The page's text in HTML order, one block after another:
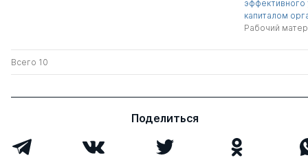
капиталом
Рабочий
Всего 10
Поделиться